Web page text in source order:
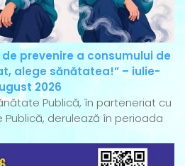
prevenire a consumului de
alege sănătatea!” – iulie-
2026
Publică, în parteneriat cu
derulează în perioada